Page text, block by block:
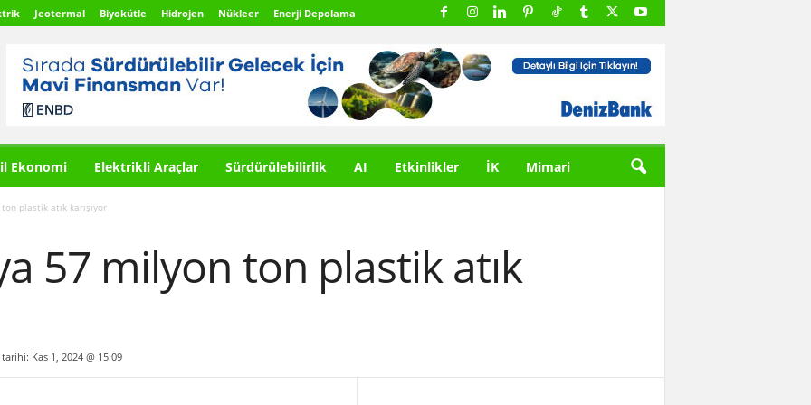
Jeotermal Biyokütle Hidrojen Nükleer Enerji Depolama
Ekonomi Elektrikli Araçlar Sürdürülebilirlik AI Etkinlikler İK Mimari
plastik atık karışıyor
57 milyon ton plastik atık
Kas 1, 2024 @ 15:09